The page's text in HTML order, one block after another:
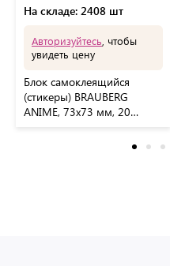
На складе: 2408 шт
Авторизуйтесь , чтобы
увидеть цену
Блок самоклеящийся
(стикеры) BRAUBERG
ANIME, 73х73 мм, 20